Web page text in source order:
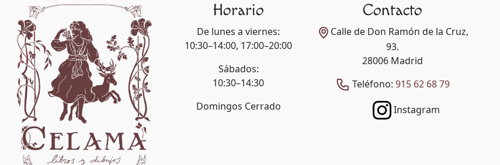
Horario
De lunes a viernes:
10:30–14:00, 17:00–20:00
Sábados:
10:30–14:30
Domingos Cerrado
Contacto
Calle de Don Ramón de la Cruz,
93.
28006 Madrid
Teléfono: 915 62 68 79
Instagram